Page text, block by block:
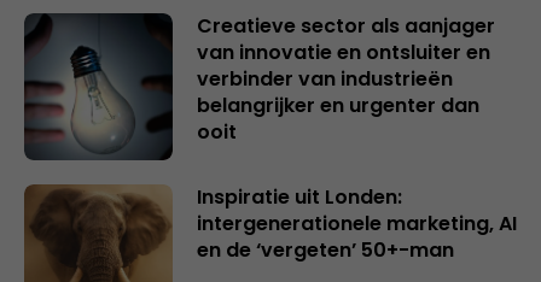
Creatieve sector als aanjager
van innovatie en ontsluiter en
verbinder van industrieën
belangrijker en urgenter dan
ooit
Inspiratie uit Londen:
intergenerationele marketing, AI
en de ‘vergeten’ 50+-man